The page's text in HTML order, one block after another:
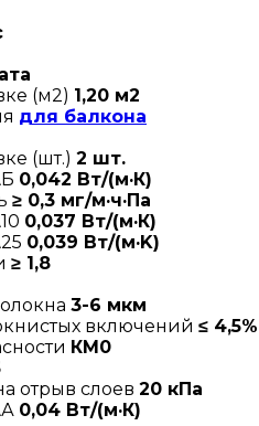
(м2) 1,20 м2
для балкона
(шт.) 2 шт.
0,042 Вт/(м·К)
≥ 0,3 мг/м·ч·Па
0,037 Вт/(м·К)
0,039 Вт/(м·K)
≥ 1,8
3-6 мкм
включений ≤ 4,5%
КМ0
отрыв слоев 20 кПа
0,04 Вт/(м·К)